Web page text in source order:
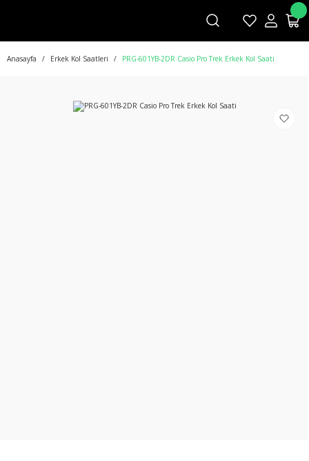
Anasayfa Erkek Kol Saatleri PRG-601YB-2DR Casio Pro Trek Erkek Kol Saati